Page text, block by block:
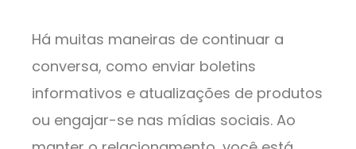
Há muitas maneiras de continuar a
conversa, como enviar boletins
informativos e atualizações de produtos
ou engajar-se nas mídias sociais. Ao